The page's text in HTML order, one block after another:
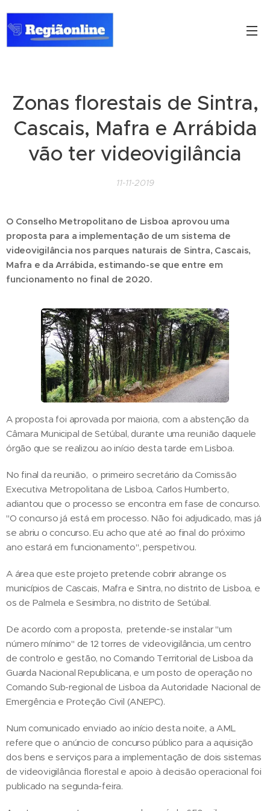
Zonas florestais de Sintra,
Cascais, Mafra e Arrábida
vão ter videovigilância
11-11-2019
O Conselho Metropolitano de Lisboa aprovou uma
proposta para a implementação de um sistema de
videovigilância nos parques naturais de Sintra, Cascais,
Mafra e da Arrábida, estimando-se que entre em
funcionamento no final de 2020.
A proposta foi aprovada por maioria, com a abstenção da
Câmara Municipal de Setúbal, durante uma reunião daquele
órgão que se realizou ao início desta tarde em Lisboa.
No final da reunião, o primeiro secretário da Comissão
Executiva Metropolitana de Lisboa, Carlos Humberto,
adiantou que o processo se encontra em fase de concurso.
"O concurso já está em processo. Não foi adjudicado, mas já
se abriu o concurso. Eu acho que até ao final do próximo
ano estará em funcionamento", perspetivou.
A área que este projeto pretende cobrir abrange os
municípios de Cascais, Mafra e Sintra, no distrito de Lisboa, e
os de Palmela e Sesimbra, no distrito de Setúbal.
De acordo com a proposta, pretende-se instalar "um
número mínimo" de 12 torres de videovigilância, um centro
de controlo e gestão, no Comando Territorial de Lisboa da
Guarda Nacional Republicana, e um posto de operação no
Comando Sub-regional de Lisboa da Autoridade Nacional de
Emergência e Proteção Civil (ANEPC).
Num comunicado enviado ao início desta noite, a AML
refere que o anúncio de concurso público para a aquisição
dos bens e serviços para a implementação de dois sistemas
de videovigilância florestal e apoio à decisão operacional foi
publicado na segunda-feira.